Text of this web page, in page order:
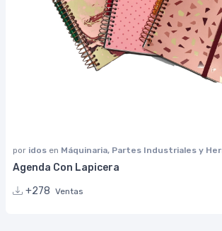
por idos en Máquinaria, Partes Industriales y
Agenda Con Lapicera
+278 Ventas